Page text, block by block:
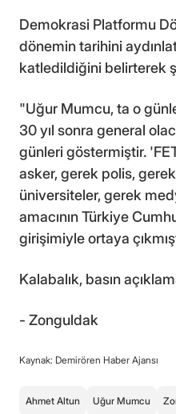
Demokrasi Platformu
dönemin tarihini
katledildiğini belirterek
"Uğur Mumcu, ta o
30 yıl sonra general
günleri göstermiştir.
asker, gerek polis,
üniversiteler, gerek
amacının Türkiye
girişimiyle ortaya
Kalabalık, basın
- Zonguldak
Kaynak: Demirören Haber Ajansı
Ahmet Altun Uğur Mumcu